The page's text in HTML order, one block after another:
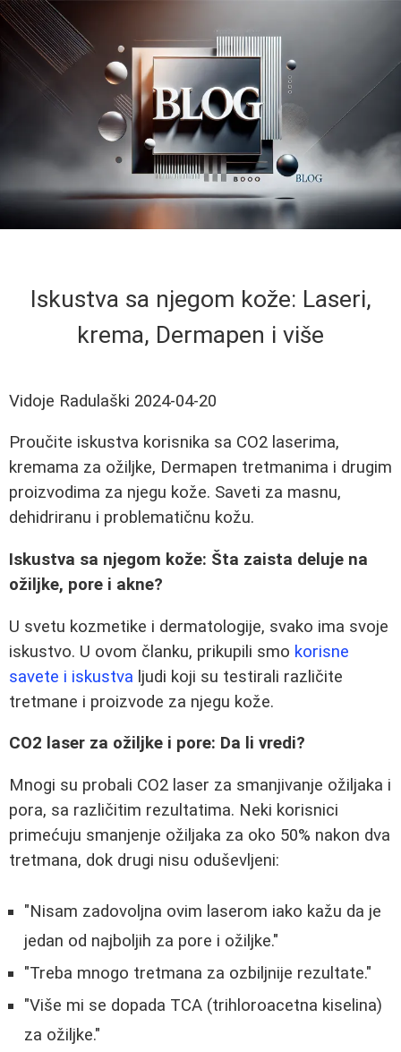
Iskustva sa njegom kože: Laseri,
krema, Dermapen i više
Vidoje Radulaški 2024-04-20
Proučite iskustva korisnika sa CO2 laserima,
kremama za ožiljke, Dermapen tretmanima i drugim
proizvodima za njegu kože. Saveti za masnu,
dehidriranu i problematičnu kožu.
Iskustva sa njegom kože: Šta zaista deluje na
ožiljke, pore i akne?
U svetu kozmetike i dermatologije, svako ima svoje
iskustvo. U ovom članku, prikupili smo korisne
savete i iskustva ljudi koji su testirali različite
tretmane i proizvode za njegu kože.
CO2 laser za ožiljke i pore: Da li vredi?
Mnogi su probali CO2 laser za smanjivanje ožiljaka i
pora, sa različitim rezultatima. Neki korisnici
primećuju smanjenje ožiljaka za oko 50% nakon dva
tretmana, dok drugi nisu oduševljeni:
"Nisam zadovoljna ovim laserom iako kažu da je
jedan od najboljih za pore i ožiljke."
"Treba mnogo tretmana za ozbiljnije rezultate."
"Više mi se dopada TCA (trihloroacetna kiselina)
za ožiljke."